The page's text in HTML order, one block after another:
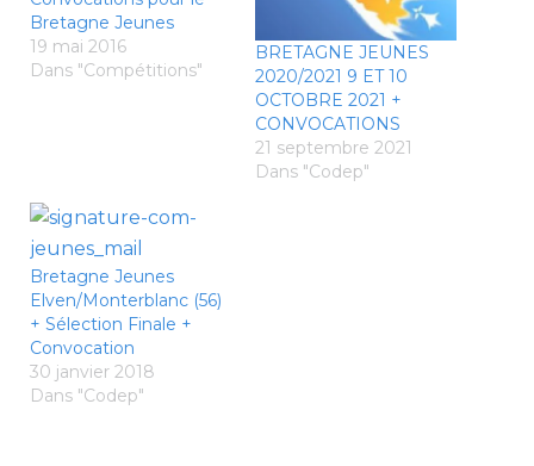
Bretagne Jeunes
19 mai 2016
Dans "Compétitions"
BRETAGNE JEUNES
2020/2021 9 ET 10
OCTOBRE 2021 +
CONVOCATIONS
21 septembre 2021
Dans "Codep"
Bretagne Jeunes
Elven/Monterblanc (56)
+ Sélection Finale +
Convocation
30 janvier 2018
Dans "Codep"